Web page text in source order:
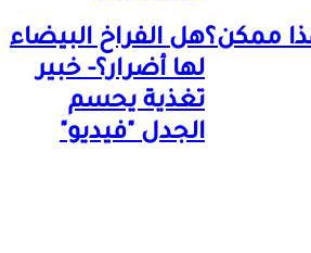
ممكن؟هل الفراخ البيضاء
لها أضرار؟- خبير
تغذية يحسم
الجدل "فيديو"